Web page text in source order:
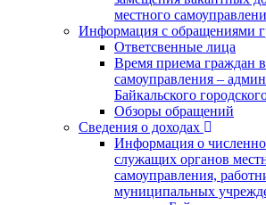
местного
Информация с обращениями
Ответсвенные лица
Время приема граждан
самоуправления –
Байкальского
Обзоры обращений
Сведения о доходах
Информация о
служащих органов
самоуправления,
муниципальных